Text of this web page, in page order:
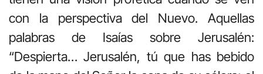
con la perspectiva del Nuevo. Aquellas
palabras de Isaías sobre Jerusalén:
“Despierta… Jerusalén, tú que has bebido